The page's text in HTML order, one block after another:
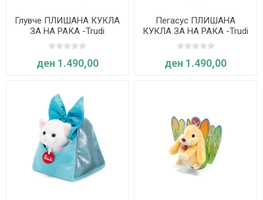
Глувче ПЛИШАНА КУКЛА
ЗА НА РАКА -Trudi
ден 1.490,00
Пегасус ПЛИШАНА
КУКЛА ЗА НА РАКА -Trudi
ден 1.490,00